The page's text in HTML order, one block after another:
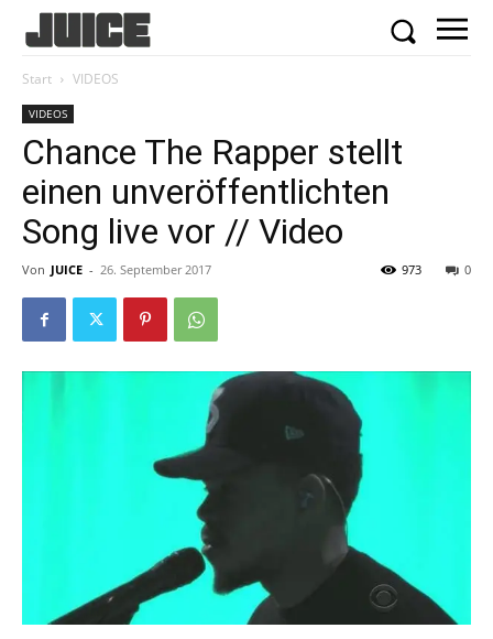
Start VIDEOS
VIDEOS
Chance The Rapper stellt
einen unveröffentlichten
Song live vor // Video
Von JUICE - 26. September 2017 0
973